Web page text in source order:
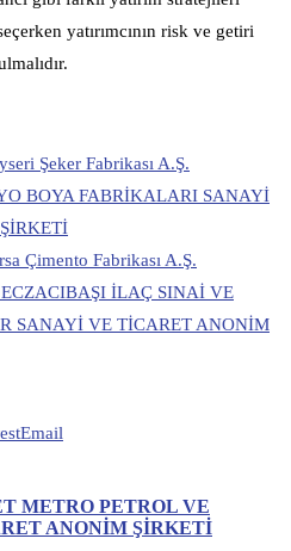
yatırımcının risk ve getiri
Şeker Fabrikası A.Ş.
BOYA FABRİKALARI SANAYİ
Çimento Fabrikası A.Ş.
ECZACIBAŞI İLAÇ SINAİ VE
SANAYİ VE TİCARET ANONİM
Email
METRO PETROL VE
ANONİM ŞİRKETİ